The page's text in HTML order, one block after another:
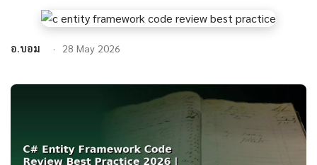
อ.บอม 28 May 2026